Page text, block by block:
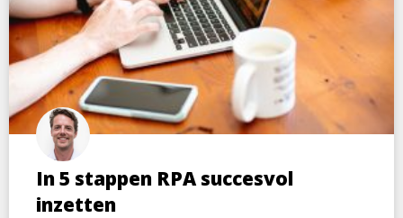
In 5 stappen RPA succesvol
inzetten